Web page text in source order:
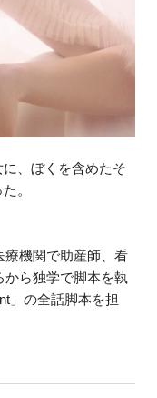
、ぼくを含めたそ
。
療機関で助産師、看
から独学で脚本を執
」の全話脚本を担